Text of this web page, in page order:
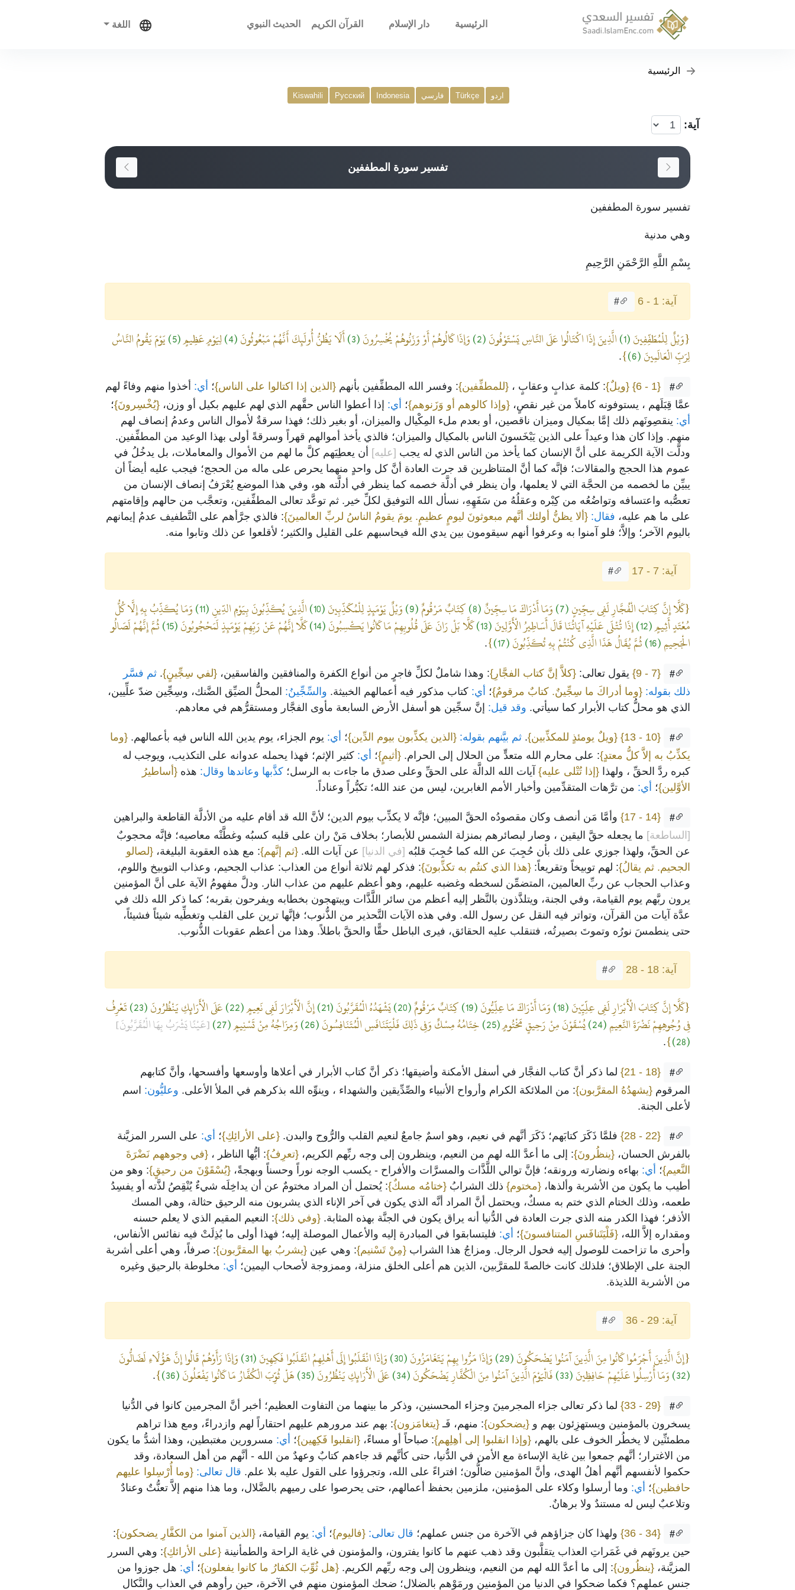
الرئيسية دار الإسلام القرآن الكريم الحديث النبوي اللغة
الرئيسية
اردو Türkçe فارسي Indonesia
Русский
Kiswahili
آية:
تفسير سورة المطففين
تفسير سورة المطففين
وهي مدنية
بِسْمِ اللَّهِ الرَّحْمَنِ الرَّحِيمِ
آية: 1 - 6 #
{وَيْلٌ لِلْمُطَفِّفِينَ(1) الَّذِينَ إِذَا اكْتَالُوا عَلَى النَّاسِ يَسْتَوْفُونَ(2) وَإِذَا كَالُوهُمْ أَوْ وَزَنُوهُمْ يُخْسِرُونَ(3) أَلَا يَظُنُّ أُولَئِكَ أَنَّهُمْ مَبْعُوثُونَ(4) لِيَوْمٍ عَظِيمٍ(5) يَوْمَ يَقُومُ النَّاسُ
لِرَبِّ الْعَالَمِينَ(6)
}
.
#
{1 - 6} {ويلٌ}: كلمة عذابٍ وعقابٍ ، {للمطفِّفين}: وفسر الله المطفِّفين بأنهم {الذين إذا اكتالوا على الناس}؛ أي: أخذوا منهم وفاءً لهم
عمَّا قِبَلَهم ، يستوفونه كاملاً من غير نقصٍ، {وإذا كالوهم أو وَزَنوهم}؛ أي: إذا أعطوا الناس حقَّهم الذي لهم عليهم بكيل أو وزن، {يُخْسِرونَ}؛
أي: ينقصِونَهم ذلك إمَّا بمكيال وميزان ناقصين، أو بعدم ملء المِكْيال والميزان، أو بغير ذلك؛ فهذا سرقةٌ لأموال الناس وعدمُ إنصاف لهم
منهم. وإذا كان هذا وعيداً على الذين يَبْخَسونَ الناس بالمكيال والميزان؛ فالذي يأخذ أموالهم قهراً وسرقةً أولى بهذا الوعيد من المطفِّفين.
ودلَّت الآية الكريمة على أنَّ الإنسان كما يأخذ من الناس الذي له يجب [عليه]
أن يعطِيَهم كلَّ ما لهم من الأموال والمعاملات، بل يدخُلُ في
عموم هذا الحجج والمقالات؛ فإنَّه كما أنَّ المتناظرين قد جرت العادة أنَّ كل واحدٍ منهما يحرص على ماله من الحجج؛ فيجب عليه أيضاً أن
يبيِّن ما لخصمه من الحجَّة التي لا يعلمها، وأن ينظر في أدلَّة خصمه كما ينظر في أدلَّته هو، وفي هذا الموضع يُعْرَفُ إنصاف الإنسان من
تعصُّبه واعتسافه وتواضُعُه من كِبْره وعقلُهُ من سَفَهِهِ، نسأل الله التوفيق لكلِّ خير. ثم توعَّد تعالى المطفِّفين، وتعجَّب من حالهم وإقامتهم
على ما هم عليه، فقال: {ألا يظنُّ أولئك أنَّهم مبعوثونَ ليومٍ عظيمٍ. يومَ يقومُ الناسُ لربِّ العالمينَ}: فالذي جرَّأهم على التَّطفيف عدمُ إيمانهم
باليوم الآخر؛ وإلاَّ؛ فلو آمنوا به وعرفوا أنهم سيقومون بين يدي الله فيحاسبهم على القليل والكثير؛ لأقلعوا عن ذلك وتابوا منه.
آية: 7 - 17 #
{كَلَّا إِنَّ كِتَابَ الْفُجَّارِ لَفِي سِجِّينٍ(7) وَمَا أَدْرَاكَ مَا سِجِّينٌ(8) كِتَابٌ مَرْقُومٌ(9) وَيْلٌ يَوْمَئِذٍ لِلْمُكَذِّبِينَ(10) الَّذِينَ يُكَذِّبُونَ بِيَوْمِ الدِّينِ(11)
وَمَا يُكَذِّبُ بِهِ إِلَّا كُلُّ
مُعْتَدٍ أَثِيمٍ(12) إِذَا تُتْلَى عَلَيْهِ آيَاتُنَا قَالَ أَسَاطِيرُ الْأَوَّلِينَ(13) كَلَّا بَلْ رَانَ عَلَى قُلُوبِهِمْ مَا كَانُوا يَكْسِبُونَ(14) كَلَّا إِنَّهُمْ عَنْ رَبِّهِمْ يَوْمَئِذٍ لَمَحْجُوبُونَ(15)
ثُمَّ إِنَّهُمْ لَصَالُو
الْجَحِيمِ(16) ثُمَّ يُقَالُ هَذَا الَّذِي كُنْتُمْ بِهِ تُكَذِّبُونَ(17)
}
.
#
{7 - 9} يقول تعالى: {كلاَّ إنَّ كتاب الفجَّارِ}: وهذا شاملٌ لكلِّ فاجرٍ من أنواع الكفرة والمنافقين والفاسقين، {لفي سِجِّينٍ}. ثم فسَّر
ذلك بقوله: {وما أدراكَ ما سِجِّينٌ. كتابٌ مرقومٌ}؛ أي: كتاب مذكور فيه أعمالهم الخبيثة. والسِّجِّينُ: المحلُّ الضيِّق الضَّنك، وسِجِّين ضدّ علِّيين،
الذي هو محلُّ كتاب الأبرار كما سيأتي. وقد قيل: إنَّ سجِّين هو أسفل الأرض السابعة مأوى الفجَّار ومستقرُّهم في معادهم.
#
{10 - 13} {ويلٌ يومئذٍ للمكذِّبين}. ثم بيَّنهم بقوله: {الذين يكذِّبون بيوم الدِّين}؛ أي: يوم الجزاء، يوم يدين الله الناس فيه بأعمالهم. {وما
يكذِّبُ به إلاَّ كلُّ معتدٍ}: على محارم الله متعدٍّ من الحلال إلى الحرام. {أثيمٍ}؛ أي: كثير الإثم؛ فهذا يحمله عدوانه على التكذيب، ويوجب له
كبره ردَّ الحقِّ ، ولهذا {إذا تُتْلى عليه} آيات الله الدالَّة على الحقِّ وعلى صدق ما جاءت به الرسل؛ كذَّبها وعاندها وقال: هذه {أساطيرُ
الأوَّلين}؛ أي: من ترَّهات المتقدِّمين وأخبار الأمم الغابرين، ليس من عند الله؛ تكبُّراً وعناداً.
#
{14 - 17}
وأمَّا مَن أنصف وكان مقصودُه الحقَّ المبين؛ فإنَّه لا يكذِّب بيوم الدين؛ لأنَّ الله قد أقام عليه من الأدلَّة القاطعة والبراهين
[الساطعة] ما يجعله حقَّ اليقين ، وصار لبصائرهم بمنزلة الشمس للأبصار؛ بخلاف مَنْ ران على قلبه كسبُه وغطَّتْه معاصيه؛ فإنَّه محجوبٌ
عن الحقِّ، ولهذا جوزي على ذلك بأن حُجِبَ عن الله كما حُجِبَ قلبُه [في الدنيا] عن آيات الله. {ثم إنَّهم}: مع هذه العقوبة البليغة، {لصالو
الجحيم. ثم يقالُ}: لهم توبيخاً وتقريعاً: {هذا الذي كنتُم به تكذِّبونَ}: فذكر لهم ثلاثة أنواع من العذاب: عذاب الجحيم، وعذاب التوبيخ واللوم،
وعذاب الحجاب عن ربِّ العالمين، المتضمِّن لسخطه وغضبه عليهم، وهو أعظم عليهم من عذاب النار. ودلَّ مفهومُ الآية على أنَّ المؤمنين
يرون ربَّهم يوم القيامة، وفي الجنة، ويتلذَّذون بالنَّظر إليه أعظم من سائر اللَّذَّات ويبتهجون بخطابه ويفرحون بقربه؛ كما ذكر الله ذلك في
عدَّة آيات من القرآن، وتواتر فيه النقل عن رسول الله. وفي هذه الآيات التَّحذير من الذُّنوب؛ فإنَّها ترين على القلب وتغطِّيه شيئاً فشيئاً،
حتى ينطمسَ نورُه وتموتَ بصيرتُه، فتنقلب عليه الحقائق، فيرى الباطل حقًّا والحقَّ باطلاً. وهذا من أعظم عقوبات الذُّنوب.
آية: 18 - 28 #
{كَلَّا إِنَّ كِتَابَ الْأَبْرَارِ لَفِي عِلِّيِّينَ(18) وَمَا أَدْرَاكَ مَا عِلِّيُّونَ(19) كِتَابٌ مَرْقُومٌ(20) يَشْهَدُهُ الْمُقَرَّبُونَ(21) إِنَّ الْأَبْرَارَ لَفِي نَعِيمٍ(22) عَلَى الْأَرَائِكِ يَنْظُرُونَ(23)
تَعْرِفُ
فِي وُجُوهِهِمْ نَضْرَةَ النَّعِيمِ(24) يُسْقَوْنَ مِنْ رَحِيقٍ مَخْتُومٍ(25) خِتَامُهُ مِسْكٌ وَفِي ذَلِكَ فَلْيَتَنَافَسِ الْمُتَنَافِسُونَ(26) وَمِزَاجُهُ مِنْ تَسْنِيمٍ(27)
[عَيْنًا يَشْرَبُ بِهَا الْمُقَرَّبُونَ]
(28)
}
.
#
{18 - 21}
لما ذكر أنَّ كتاب الفجَّار في أسفل الأمكنة وأضيقها؛ ذكر أنَّ كتاب الأبرار في أعلاها وأوسعها وأفسحها، وأنَّ كتابهم
المرقوم {يشهدُهُ المقرَّبون}: من الملائكة الكرام وأرواح الأنبياء والصِّدِّيقين والشهداء ، وينوِّه الله بذكرهم في الملأ الأعلى. وعليُّون: اسم
لأعلى الجنة.
#
{22 - 28} فلمَّا ذَكَرَ كتابَهم؛ ذَكَرَ أنَّهم في نعيم، وهو اسمٌ جامعٌ لنعيم القلب والرُّوح والبدن. {على الأرائِكِ}؛ أي: على السرر المزيَّنة
بالفرش الحسان، {ينظُرونَ}: إلى ما أعدَّ الله لهم من النعيم، وينظرون إلى وجه ربِّهم الكريم، {تعرِفُ}: أيُّها الناظر ، {في وجوههم نَضْرَةَ
النَّعيم}؛ أي: بهاءه ونضارته ورونقه؛ فإنَّ توالي اللَّذَّات والمسرَّات والأفراح - يكسب الوجه نوراً وحسناً وبهجةً، {يُسْقَوْنَ من رحيقٍ}: وهو من
أطيب ما يكون من الأشربة وألذها، {مختوم} ذلك الشرابُ {ختامُه مسكٌ}: يُحتمل أن المراد مختومٌ عن أن يداخِلَه شيءٌ يُنْقِصُ لذَّته أو يفسِدُ
طعمه، وذلك الختام الذي ختم به مسكٌ، ويحتمل أنَّ المراد أنَّه الذي يكون في آخر الإناء الذي يشربون منه الرحيق حثالة، وهي المسك
الأذفر؛ فهذا الكدر منه الذي جرت العادة في الدُّنيا أنه يراق يكون في الجنَّة بهذه المثابة. {وفي ذلك}: النعيم المقيم الذي لا يعلم حسنه
ومقداره إلاَّ الله، {فَلْيَتَنافَسِ المتنافسونَ}؛ أي: فليتسابقوا في المبادرة إليه والأعمال الموصلة إليه؛ فهذا أولى ما بُذِلَتْ فيه نفائس الأنفاس،
وأحرى ما تزاحمت للوصول إليه فحول الرجال. ومزاجُ هذا الشراب {مِنْ تَسْنيم}: وهي عين {يشربُ بها المقرَّبون}: صرفاً، وهي أعلى أشربة
الجنة على الإطلاق؛ فلذلك كانت خالصةً للمقرَّبين، الذين هم أعلى الخلق منزلة، وممزوجة لأصحاب اليمين؛ أي: مخلوطة بالرحيق وغيره
من الأشربة اللذيذة.
آية: 29 - 36 #
{إِنَّ الَّذِينَ أَجْرَمُوا كَانُوا مِنَ الَّذِينَ آمَنُوا يَضْحَكُونَ(29) وَإِذَا مَرُّوا بِهِمْ يَتَغَامَزُونَ(30) وَإِذَا انْقَلَبُوا إِلَى أَهْلِهِمُ انْقَلَبُوا فَكِهِينَ(31)
وَإِذَا رَأَوْهُمْ قَالُوا إِنَّ هَؤُلَاءِ لَضَالُّونَ
(32)
وَمَا أُرْسِلُوا عَلَيْهِمْ حَافِظِينَ(33) فَالْيَوْمَ الَّذِينَ آمَنُوا مِنَ الْكُفَّارِ يَضْحَكُونَ(34) عَلَى الْأَرَائِكِ يَنْظُرُونَ(35) هَلْ ثُوِّبَ الْكُفَّارُ مَا كَانُوا يَفْعَلُونَ(36)
}
.
#
{29 - 33}
لما ذكر تعالى جزاء المجرمينَ وجزاء المحسنين، وذكر ما بينهما من التفاوت العظيم؛ أخبر أنَّ المجرمين كانوا في الدُّنيا
يسخرون بالمؤمنين ويستهزِئون بهم و {يضحكون}: منهم، فَـ {يتغامَزون}: بهم عند مرورهم عليهم احتقاراً لهم وازدراءً، ومع هذا تراهم
مطمئنِّين لا يخطُر الخوف على بالهم، {وإذا انقلبوا إلى أهِلِهم}: صباحاً أو مساءً، {انقلبوا فَكِهين}؛ أي: مسرورين مغتبطين، وهذا أشدُّ ما يكون
من الاغترار؛ أنَّهم جمعوا بين غاية الإساءة مع الأمن في الدُّنيا، حتى كأنَّهم قد جاءهم كتابٌ وعهدٌ من الله - أنَّهم من أهل السعادة، وقد
حكموا لأنفسهم أنَّهم أهلُ الهدى، وأنَّ المؤمنين ضالُّون؛ افتراءً على الله، وتجرؤوا على القول عليه بلا علم. قال تعالى: {وما أُرْسِلوا عليهم
حافظين}؛ أي: وما أرسلوا وكلاء على المؤمنين، ملزمين بحفظ أعمالهم، حتى يحرصوا على رميهم بالضَّلال، وما هذا منهم إلاَّ تعنُّتٌ وعنادٌ
وتلاعبٌ ليس له مستندٌ ولا برهانٌ.
#
{34 - 36} ولهذا كان جزاؤهم في الآخرة من جنس عملهم؛ قال تعالى: {فاليوم}؛ أي: يوم القيامة، {الذين آمنوا من الكفَّارِ يضحكون}:
حين يرونَهم في غَمَراتِ العذاب يتقلَّبون وقد ذهب عنهم ما كانوا يفترون، والمؤمنون في غاية الراحة والطمأنينة {على الأرائكِ}: وهي السرر
المزيَّنة، {ينظُرون}: إلى ما أعدَّ الله لهم من النعيم، وينظرون إلى وجه ربِّهم الكريم. {هل ثُوِّبَ الكفارُ ما كانوا يفعلون}؛ أي: هل جوزوا من
جنس عملهم؟ فكما ضحكوا في الدنيا من المؤمنين ورمَوْهم بالضلال؛ ضحك المؤمنون منهم في الآخرة، حين رأوهم في العذاب والنَّكال